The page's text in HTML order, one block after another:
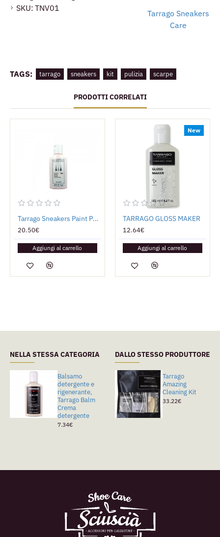
SKU: TNV01
Tarrago Sneakers
Care
TAGS: tarrago sneakers kit pulizia scarpe
PRODOTTI CORRELATI
Tarrago Sneakers Paint Pastello 125ml
20.50€
Aggiungi al carrello
New
TARRAGO GLOSS MAKER
12.64€
Aggiungi al carrello
NELLA STESSA CATEGORIA
Balsamo
detergente e
rigenerante,
Tarrago Balm
Crema
detergente
7.34€
Tarrago Cleaner
Smacchiatore
Universale
5.89€
DALLO STESSO PRODUTTORE
Tarrago
Amazing
Cleaning Kit
33.22€